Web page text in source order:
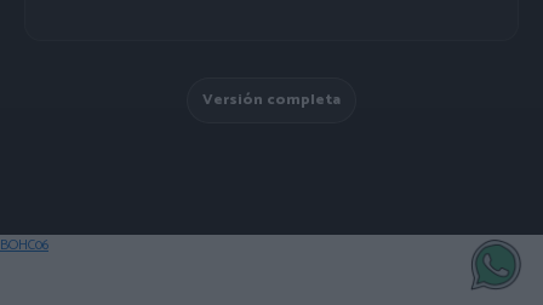
Versión completa
BOHC06